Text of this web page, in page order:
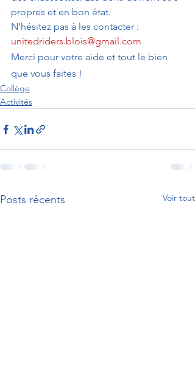
propres et en bon état.
N'hésitez pas à les contacter :
unitedriders.blois@gmail.com
Merci pour votre aide et tout le bien
que vous faites !
Collège
Activités
Posts récents Voir tout